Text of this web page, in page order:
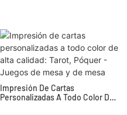
Impresión De Cartas
Personalizadas A Todo Color De